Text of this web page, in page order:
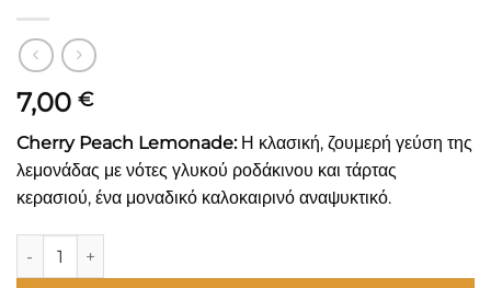
7,00 €
Cherry Peach Lemonade:Η κλασική, ζουμερή γεύση της
λεμονάδας με νότες γλυκού ροδάκινου και τάρτας
κερασιού, ένα μοναδικό καλοκαιρινό αναψυκτικό.
Lost Mary QM600 20mg 2ml Cherry Peach Lemonade